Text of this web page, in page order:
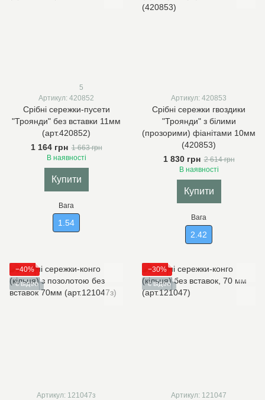
5
Артикул: 420852
Срібні сережки-пусети
"Троянди" без вставки 11мм
(арт.420852)
1 164 грн 1 663 грн
В наявності
Купити
Вага
1.54
Артикул: 420853
Срібні сережки гвоздики
"Троянди" з білими
(прозорими) фіанітами 10мм
(420853)
1 830 грн 2 614 грн
В наявності
Купити
Вага
2.42
−40%
є відео
Артикул: 121047з
−30%
є відео
Артикул: 121047